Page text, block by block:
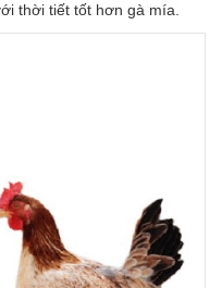
thời tiết tốt hơn gà mía.